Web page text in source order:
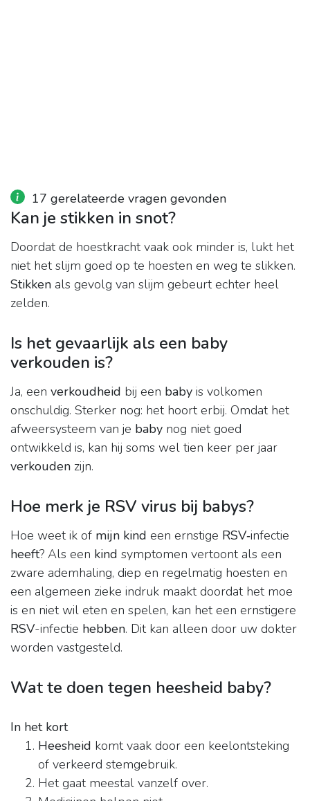
17 gerelateerde vragen gevonden
Kan je stikken in snot?
Doordat de hoestkracht vaak ook minder is, lukt het
niet het slijm goed op te hoesten en weg te slikken.
Stikken als gevolg van slijm gebeurt echter heel
zelden.
Is het gevaarlijk als een baby
verkouden is?
Ja, een verkoudheid bij een baby is volkomen
onschuldig. Sterker nog: het hoort erbij. Omdat het
afweersysteem van je baby nog niet goed
ontwikkeld is, kan hij soms wel tien keer per jaar
verkouden zijn.
Hoe merk je RSV virus bij babys?
Hoe weet ik of mijn kind een ernstige RSV‑infectie
heeft? Als een kind symptomen vertoont als een
zware ademhaling, diep en regelmatig hoesten en
een algemeen zieke indruk maakt doordat het moe
is en niet wil eten en spelen, kan het een ernstigere
RSV-infectie hebben. Dit kan alleen door uw dokter
worden vastgesteld.
Wat te doen tegen heesheid baby?
In het kort
Heesheid komt vaak door een keelontsteking
of verkeerd stemgebruik.
Het gaat meestal vanzelf over.